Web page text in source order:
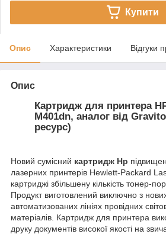
Купити
Опис Характеристики Відгуки
Опис
Картридж для принтера
M401dn, аналог від
ресурс)
Новий сумісний картридж Hp
лазерних принтерів Hewlett-Packard
картриджі збільшену кількість тонер-
Продукт виготовлений виключно з
автоматизованих лініях провідних
матеріалів. Картридж для принтера
друку документів високої якості на